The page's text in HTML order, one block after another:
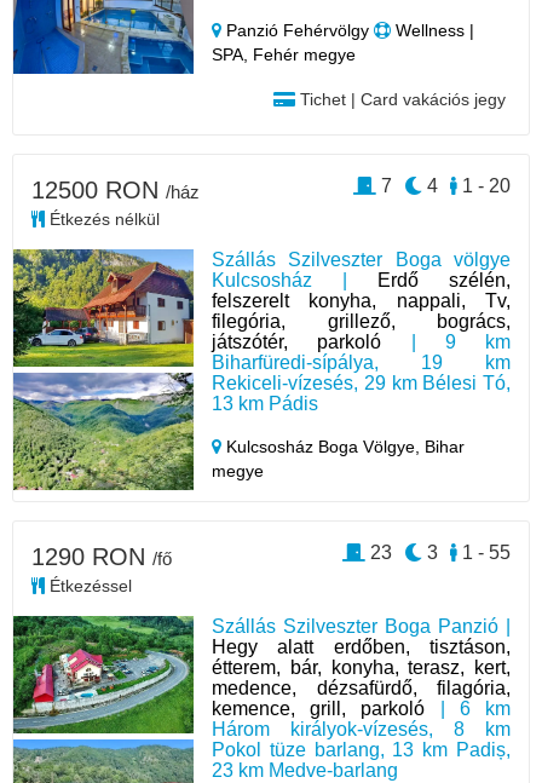
Panzió Fehérvölgy
Wellness |
SPA, Fehér megye
Tichet | Card vakációs jegy
Szállás Szilveszter Boga völgye
Kulcsosház |
Erdő szélén,
felszerelt konyha, nappali, Tv,
filegória, grillező, bogrács,
játszótér, parkoló | 9 km
Biharfüredi-sípálya, 19 km
Rekiceli-vízesés, 29 km Bélesi Tó,
13 km Pádis
Kulcsosház Boga Völgye, Bihar
megye
12500 RON /ház
Étkezés nélkül
1 - 20
4
7
Szállás Szilveszter Boga Panzió |
Hegy alatt erdőben, tisztáson,
étterem, bár, konyha, terasz, kert,
medence, dézsafürdő, filagória,
kemence, grill, parkoló | 6 km
Három királyok-vízesés, 8 km
Pokol tüze barlang, 13 km Padiș,
23 km Medve-barlang
1290 RON /fő
Étkezéssel
1 - 55
3
23